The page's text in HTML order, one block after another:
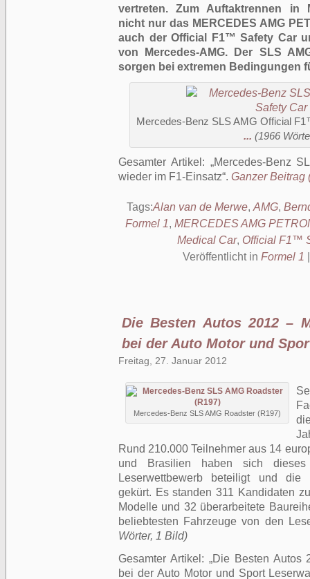
vertreten. Zum Auftaktrennen in
nicht nur das MERCEDES AMG
auch der Official F1™ Safety Car
von Mercedes-AMG. Der SLS
sorgen bei extremen Bedingungen
Mercedes-Benz SLS AMG Official
... (1966
Gesamter Artikel:
Mercedes-Benz
wieder im F1-Einsatz . Ganzer Beitrag
Tags:Alan van de Merwe, AMG,
Formel 1, MERCEDES AMG
Medical Car, Official F1™
Veröffentlicht in Formel 1
Die Besten Autos 2012 –
bei der Auto Motor und
Freitag, 27. Januar 2012
Mercedes-Benz SLS AMG Roadster (R197)
Rund 210.000 Teilnehmer aus 14
und Brasilien haben sich
Leserwettbewerb beteiligt und
gekürt. Es standen 311 Kandidaten
Modelle und 32 überarbeitete
beliebtesten Fahrzeuge von den
Wörter, 1 Bild)
Gesamter Artikel:
Die Besten Autos
bei der Auto Motor und Sport